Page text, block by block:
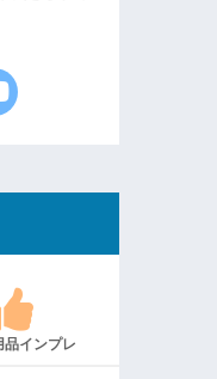
品インプレ